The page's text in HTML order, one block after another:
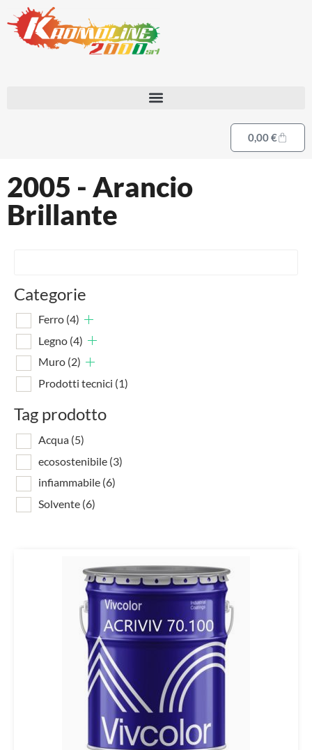
0,00€
2005 - Arancio
Brillante
Categorie
Ferro (4)
Legno (4)
Muro (2)
Prodotti tecnici (1)
Tag prodotto
Acqua (5)
ecosostenibile (3)
infiammabile (6)
Solvente (6)